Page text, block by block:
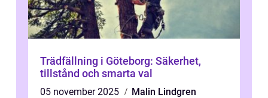
Trädfällning i Göteborg: Säkerhet,
tillstånd och smarta val
05 november 2025
Malin Lindgren